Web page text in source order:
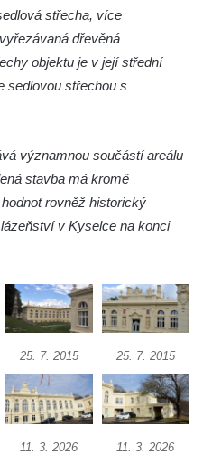
v
v ulici V
ústavu na
v
U Tanku v
Mělníku
Míru v
střecha, více
dřevěná
objektu je v její střední
sedlovou střechou s
významnou součástí areálu
stavba má kromě
rovněž historický
v Kyselce na konci
25. 7. 2015 25. 7. 2015
11. 3. 2026 11. 3. 2026